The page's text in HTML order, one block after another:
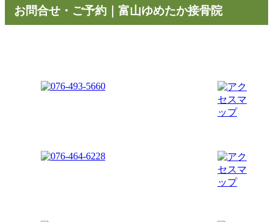
お問合せ・ご予約｜富山ゆめたか接骨院